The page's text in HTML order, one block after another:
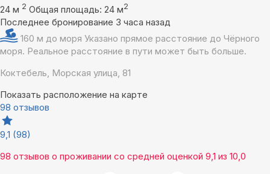
24 м 2 Общая площадь: 24 м2
Последнее бронирование 3 часа назад
160 м до моря Указано прямое расстояние до Чёрного
моря. Реальное расстояние в пути может быть больше.
Коктебель, Морская улица, 81
Показать расположение на карте
98 отзывов
9,1 (98)
98 отзывов о проживании со средней оценкой 9,1 из 10,0